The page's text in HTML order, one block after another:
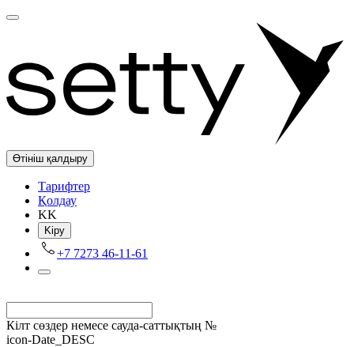
Өтініш қалдыру
Tарифтер
Қолдау
KK
Kіру
+7 7273 46-11-61
Кілт сөздер немесе сауда-саттықтың №
icon-Date_DESC